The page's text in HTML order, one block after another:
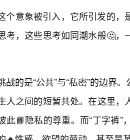
个意象被引入，它所引发的
考，这些思考如同潮水般🤔
战的是“公共”与“私密”的边界
人之间的短暂共处。在这里
此📘隐私的尊重。而“丁字裤